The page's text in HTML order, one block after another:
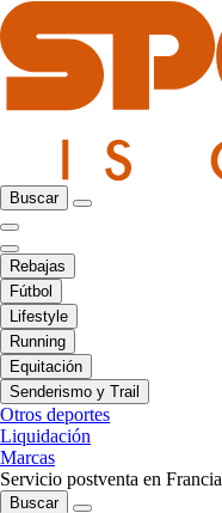
Buscar
Rebajas
Fútbol
Lifestyle
Running
Equitación
Senderismo y Trail
Otros deportes
Liquidación
Marcas
Servicio postventa en Francia
Buscar